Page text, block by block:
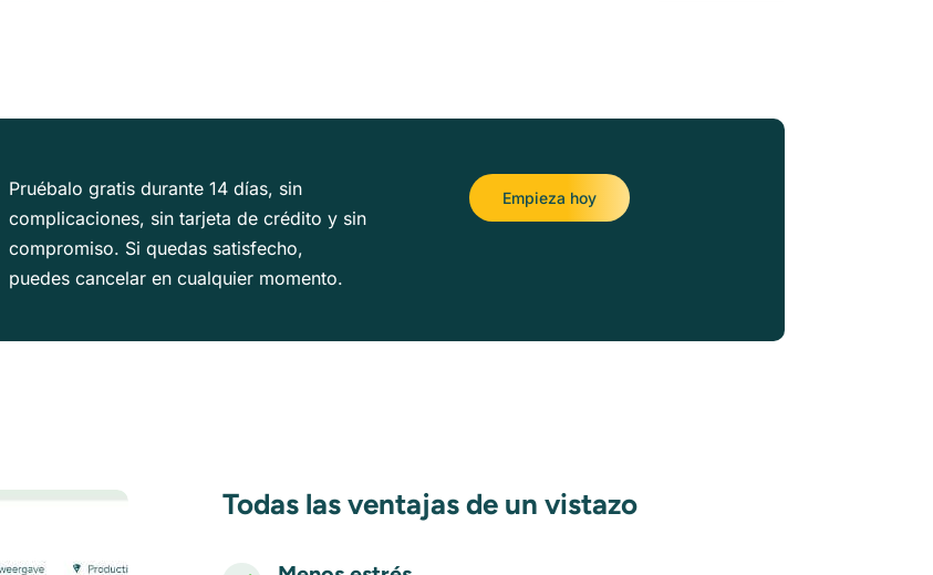
Pruébalo gratis durante 14 días, sin
complicaciones, sin tarjeta de crédito y sin
compromiso. Si quedas satisfecho,
puedes cancelar en cualquier momento.
Empieza hoy
Todas las ventajas de un vistazo